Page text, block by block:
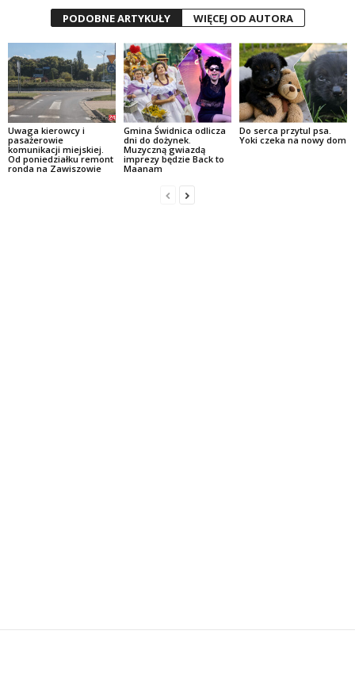
PODOBNE ARTYKUŁY WIĘCEJ OD AUTORA
Uwaga kierowcy i
pasażerowie
komunikacji miejskiej.
Od poniedziałku remont
ronda na Zawiszowie
Gmina Świdnica odlicza
dni do dożynek.
Muzyczną gwiazdą
imprezy będzie Back to
Maanam
Do serca przytul psa.
Yoki czeka na nowy dom